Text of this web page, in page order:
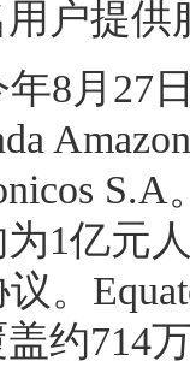
户提供
年8月 27
S.A
1亿元
。
约714